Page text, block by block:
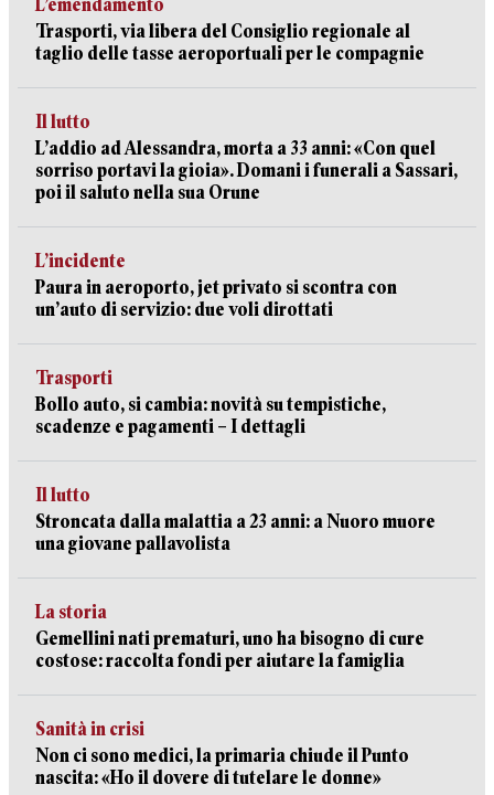
L’emendamento
Trasporti, via libera del Consiglio regionale al
taglio delle tasse aeroportuali per le compagnie
Il lutto
L’addio ad Alessandra, morta a 33 anni: «Con quel
sorriso portavi la gioia». Domani i funerali a Sassari,
poi il saluto nella sua Orune
L’incidente
Paura in aeroporto, jet privato si scontra con
un’auto di servizio: due voli dirottati
Trasporti
Bollo auto, si cambia: novità su tempistiche,
scadenze e pagamenti – I dettagli
Il lutto
Stroncata dalla malattia a 23 anni: a Nuoro muore
una giovane pallavolista
La storia
Gemellini nati prematuri, uno ha bisogno di cure
costose: raccolta fondi per aiutare la famiglia
Sanità in crisi
Non ci sono medici, la primaria chiude il Punto
nascita: «Ho il dovere di tutelare le donne»